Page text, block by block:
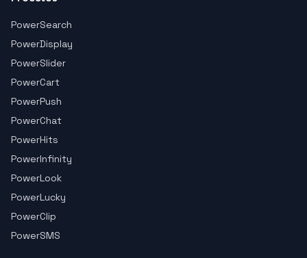
PowerSearch
PowerDisplay
PowerSlider
PowerCart
PowerPush
PowerChat
PowerHits
PowerInfinity
PowerLook
PowerLucky
PowerClip
PowerSMS